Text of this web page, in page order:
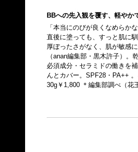
BBへの先入観を覆す、軽やか
「本当にのびが良くなめらか
直後に塗っても、すっと肌に
厚ぼったさがなく、肌が敏感
（anan編集部・黒木許子）。
必須成分・セラミドの働きを
んとカバー。SPF28・PA++
30g￥1,800 ＊編集部調べ（花